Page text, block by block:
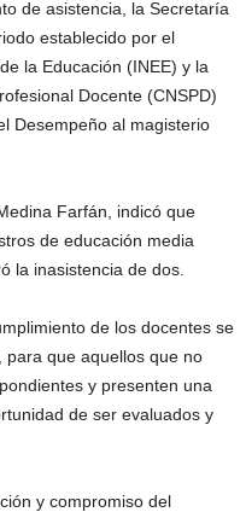
de asistencia, la Secretaría
establecido por el
la Educación (INEE) y la
Docente (CNSPD)
Desempeño al magisterio
Farfán, indicó que
de educación media
la inasistencia de dos.
de los docentes se
para que aquellos que no
y presenten una
de ser evaluados y
y compromiso del